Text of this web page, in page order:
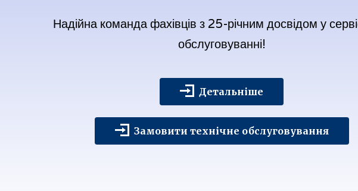
Надійна команда фахівців з 25-річним досвідом у
обслуговуванні!
Детальніше
Замовити технічне обслуговування